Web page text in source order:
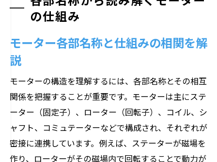
の仕組み
モーター各部名称と仕組みの相関を解
説
モーターの構造を理解するには、各部名称とその相互
関係を把握することが重要です。モーターは主にステ
ーター（固定子）、ローター（回転子）、コイル、シ
ャフト、コミュテーターなどで構成され、それぞれが
密接に連携しています。例えば、ステーターが磁場を
作り、ローターがその磁場内で回転することで動力が